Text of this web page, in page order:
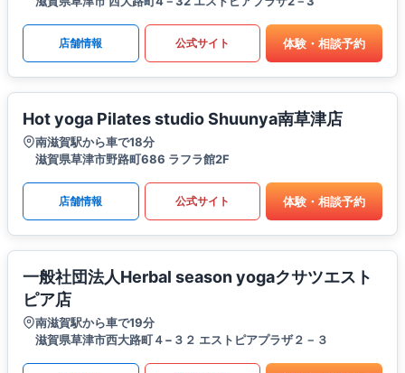
店舗情報 公式サイト 体験・相談予約
Hot yoga Pilates studio Shuunya南草津店
南滋賀駅から車で18分
滋賀県草津市野路町686 ラフラ館2F
店舗情報 公式サイト 体験・相談予約
一般社団法人Herbal season yogaクサツエスト
ピア店
南滋賀駅から車で19分
滋賀県草津市西大路町４−３２ エストピアプラザ２－３